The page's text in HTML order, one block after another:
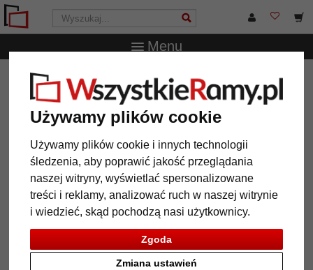
Używamy plików cookie
Używamy plików cookie i innych technologii
śledzenia, aby poprawić jakość przeglądania
naszej witryny, wyświetlać spersonalizowane
treści i reklamy, analizować ruch w naszej witrynie
i wiedzieć, skąd pochodzą nasi użytkownicy.
Zgoda
Zmiana ustawień
Menu
WszystkieRamy.pl Deknudt
Wąska drewniana
rama do obrazu
Wąska drewniana rama do obrazu